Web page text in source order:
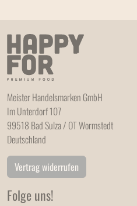
Meister Handelsmarken GmbH
Im Unterdorf 107
99518 Bad Sulza / OT Wormstedt
Deutschland
Vertrag widerrufen
Folge uns!